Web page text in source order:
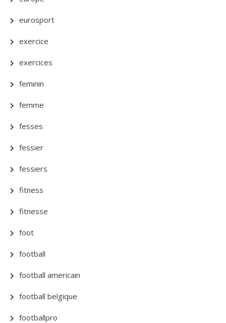
eurosport
exercice
exercices
feminin
femme
fesses
fessier
fessiers
fitness
fitnesse
foot
football
football americain
football belgique
footballpro